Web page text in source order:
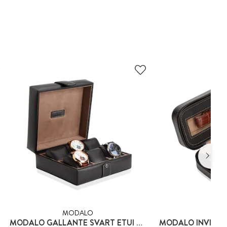
MODALO
MODALO GALLANTE SVART ETUI FÖR 6 KLOCKOR